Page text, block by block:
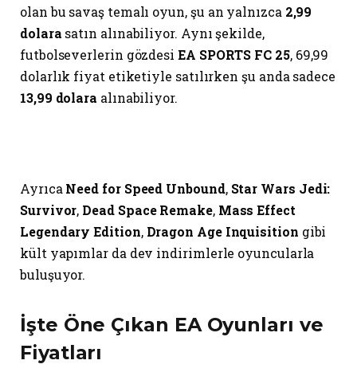
olan bu savaş temalı oyun, şu an yalnızca 2,99
dolara satın alınabiliyor. Aynı şekilde,
futbolseverlerin gözdesiEA SPORTS FC 25, 69,99
dolarlık fiyat etiketiyle satılırken şu anda sadece
13,99 dolara alınabiliyor.
Ayrıca Need for Speed Unbound, Star Wars Jedi:
Survivor, Dead Space Remake, Mass Effect
Legendary Edition, Dragon Age Inquisition gibi
kült yapımlar da dev indirimlerle oyuncularla
buluşuyor.
İşte Öne Çıkan EA Oyunları ve
Fiyatları